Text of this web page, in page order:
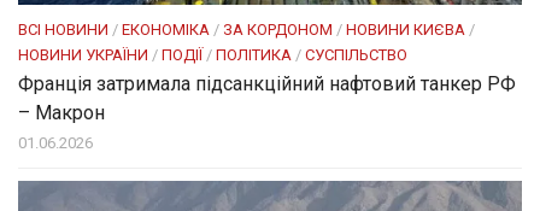
ВСІ НОВИНИ / ЕКОНОМІКА / ЗА КОРДОНОМ / НОВИНИ КИЄВА /
НОВИНИ УКРАЇНИ / ПОДІЇ/ ПОЛІТИКА / СУСПІЛЬСТВО
Франція затримала підсанкційний нафтовий танкер РФ
– Макрон
01.06.2026